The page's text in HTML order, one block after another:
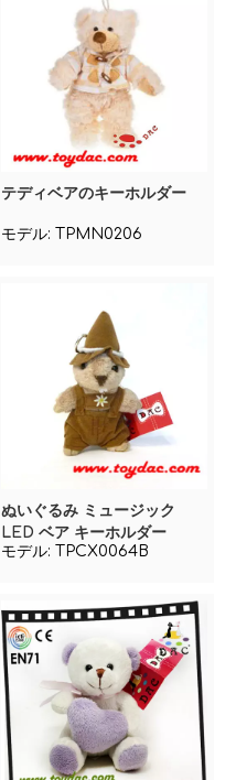
テディベアのキーホルダー
モデル: TPMN0206
ぬいぐるみ ミュージック
LED ベア キーホルダー
モデル: TPCX0064B